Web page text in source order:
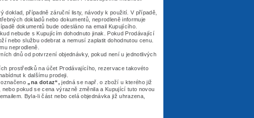
doklad, případně záruční listy, návody k použití. V případě,
dokladů nebo dokumentů, neprodleně informuje
dokumentů bude odesláno na email Kupujícího.
nebude s Kupujícím dohodnuto jinak. Pokud Prodávající
nebo službu odebrat a nemusí zaplatit dohodnutou cenu.
neprodleně.
dnů od potvrzení objednávky, pokud není u jednotlivých
prostředků na účet Prodávajícího, rezervace takovéto
k dalšímu prodeji.
„na dotaz“,jedná se např. o zboží u kterého již
pokud se cena výrazně změnila a Kupující tuto novou
Byla-li část nebo celá objednávka již uhrazena,